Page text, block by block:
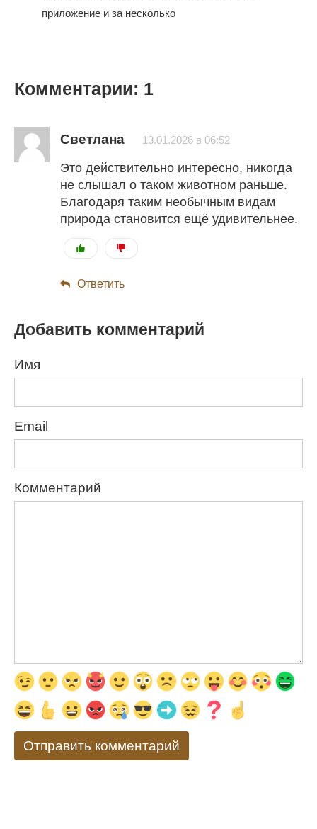
приложение и за несколько
Комментарии: 1
Светлана 13.01.2026 в 06:52
Это действительно интересно, никогда
не слышал о таком животном раньше.
Благодаря таким необычным видам
природа становится ещё удивительнее.
Ответить
Добавить комментарий
Имя
Email
Комментарий